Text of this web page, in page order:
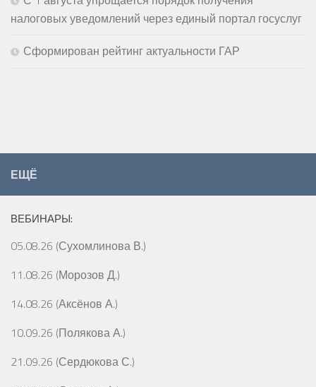
налоговых уведомлений через единый портал госуслуг
Сформирован рейтинг актуальности ГАР
ЕЩЁ
ВЕБИНАРЫ:
05.08.26 (Сухомлинова В.)
11.08.26 (Морозов Д.)
14.08.26 (Аксёнов А.)
10.09.26 (Полякова А.)
21.09.26 (Сердюкова С.)